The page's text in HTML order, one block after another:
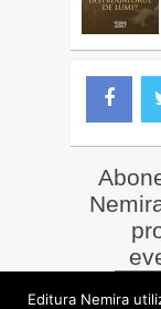
Editura Nemira